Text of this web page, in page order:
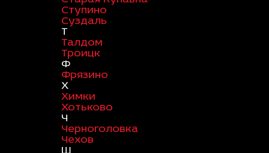
Ступино
Суздаль
Т
Талдом
Троицк
Ф
Фрязино
Х
Химки
Хотьково
Ч
Черноголовка
Чехов